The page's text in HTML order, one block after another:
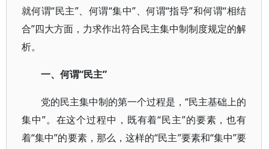
就何谓“民主”、何谓“集中”、何谓“指导”和何谓“相结
合”四大方面，力求作出符合民主集中制制度规定的解
析。
一、何谓“民主”
党的民主集中制的第一个过程是，“民主基础上的
集中”。在这个过程中，既有着“民主”的要素，也有
着“集中”的要素，那么，这样的“民主”要素和“集中”要